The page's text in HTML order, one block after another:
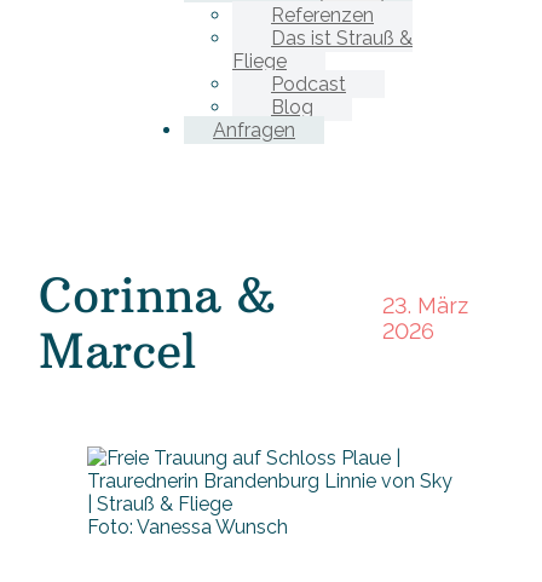
Referenzen
Das ist Strauß &
Fliege
Podcast
Blog
Anfragen
Corinna &
Marcel
23. März
2026
Foto: Vanessa Wunsch